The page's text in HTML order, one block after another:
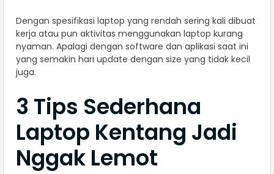
Dengan spesifikasi laptop yang rendah sering kali dibuat
kerja atau pun aktivitas menggunakan laptop kurang
nyaman. Apalagi dengan software dan aplikasi saat ini
yang semakin hari update dengan size yang tidak kecil
juga.
3 Tips Sederhana
Laptop Kentang Jadi
Nggak Lemot